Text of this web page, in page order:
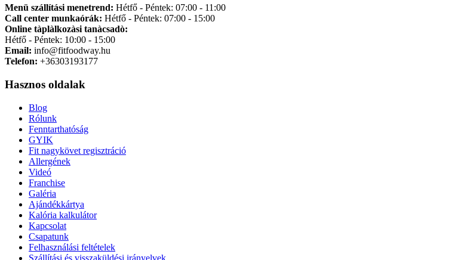
Menü szállítási menetrend: Hétfő - Péntek: 07:00 - 11:00
Call center munkaórák: Hétfő - Péntek: 07:00 - 15:00
Online tàplàlkozàsi tanàcsadò:
Hétfő - Péntek: 10:00 - 15:00
Email: info@fitfoodway.hu
Telefon: +36303193177
Hasznos oldalak
Blog
Rólunk
Fenntarthatóság
GYIK
Fit nagykövet regisztráció
Allergének
Videó
Franchise
Galéria
Ajándékkártya
Kalória kalkulátor
Kapcsolat
Csapatunk
Felhasználási feltételek
Szállítási és visszaküldési irányelvek